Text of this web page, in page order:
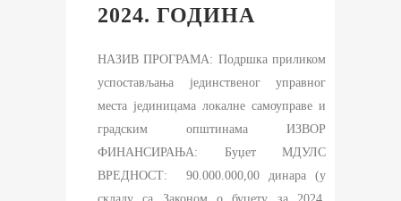
2024. ГОДИНА
НАЗИВ ПРОГРАМА: Подршка приликом
успостављања јединственог управног
места јединицама локалне самоуправе и
градским општинама ИЗВОР
ФИНАНСИРАЊА: Буџет МДУЛС
ВРЕДНОСТ: 90.000.000,00 динара (у